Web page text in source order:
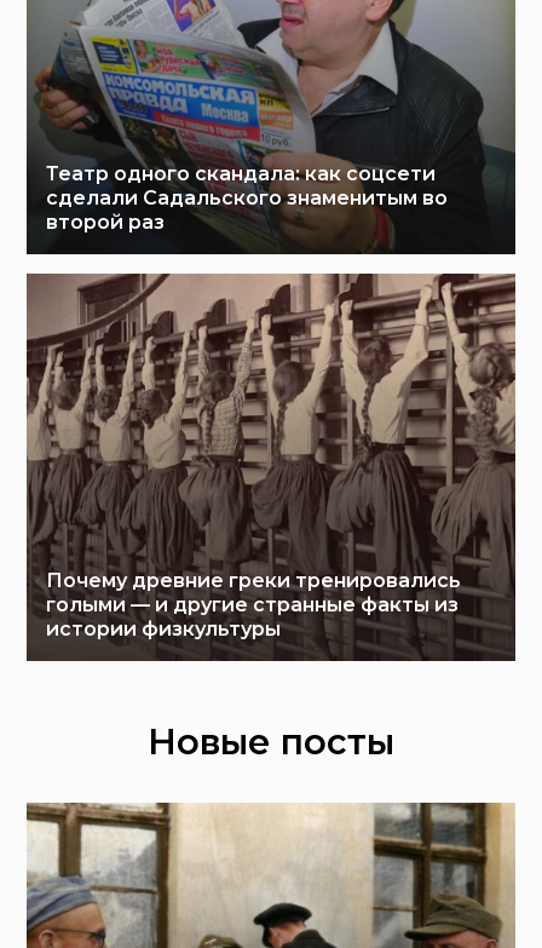
Театр одного скандала: как соцсети
сделали Садальского знаменитым во
второй раз
Почему древние греки тренировались
голыми — и другие странные факты из
истории физкультуры
Новые посты